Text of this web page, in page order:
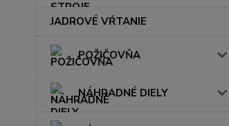
JADROVÉ VŔTANIE
POŽIČOVŇA
NÁHRADNÉ DIELY